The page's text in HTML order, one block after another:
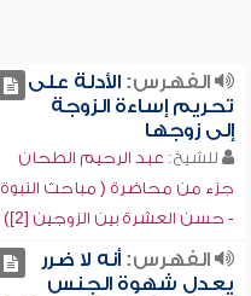
الفهرس:الأدلة على
تحريم إساءة الزوجة
إلى زوجها
للشيخ: عبد الرحيم الطحان
جزء من محاضرة ( مباحث النبوة
- حسن العشرة بين الزوجين [2])
الفهرس:أنه لا ضرر
يعدل شهوة الجنس